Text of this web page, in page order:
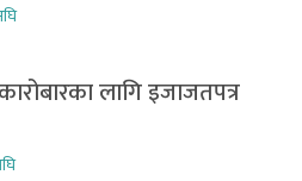
लागि इजाजतपत्र